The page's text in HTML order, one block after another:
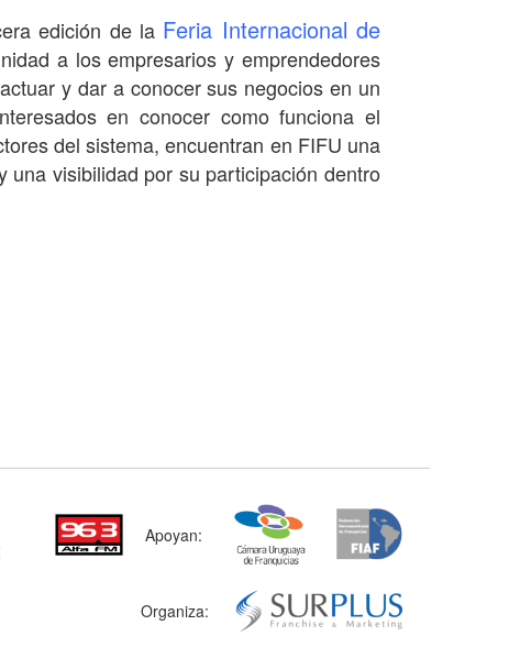
edición de la Feria Internacional de
a los empresarios y emprendedores
y dar a conocer sus negocios en un
en conocer como funciona el
del sistema, encuentran en FIFU una
visibilidad por su participación dentro
Apoyan:
Organiza: